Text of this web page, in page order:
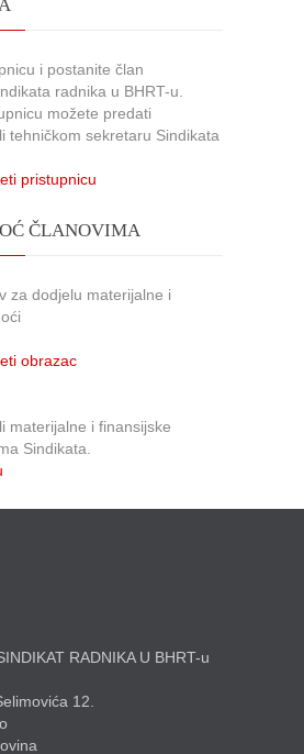
i postanite član
radnika u BHRT-u.
možete predati
tehničkom sekretaru Sindikata
pristupnicu
ČLANOVIMA
za dodjelu materijalne i
obrazac
materijalne i finansijske
Sindikata.
RADNIKA U BHRT-u
12.